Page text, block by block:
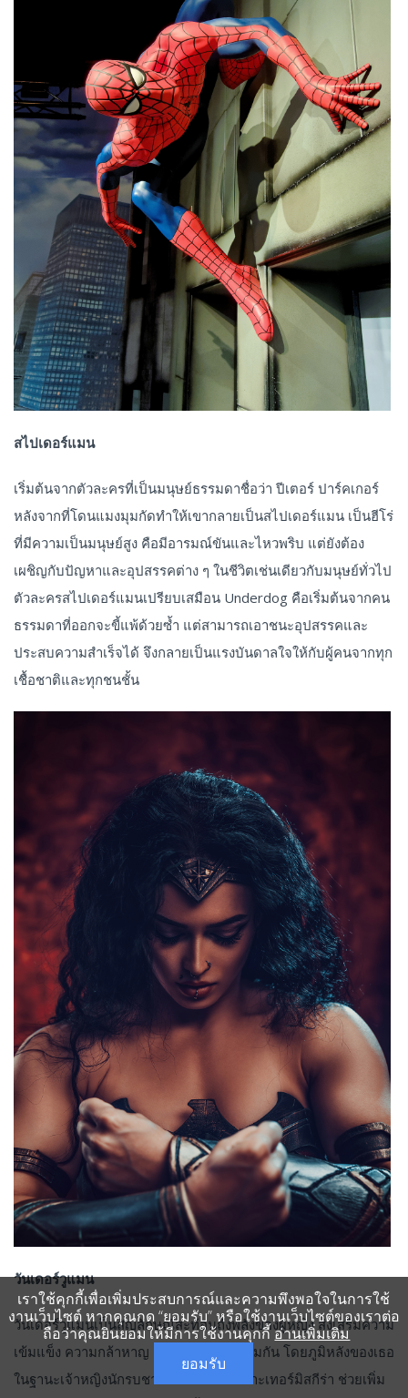
สไปเดอร์แมน
เริ่มต้นจากตัวละครที่เป็นมนุษย์ธรรมดาชื่อว่า ปีเตอร์ ปาร์คเกอร์
หลังจากที่โดนแมงมุมกัดทำให้เขากลายเป็นสไปเดอร์แมน เป็นฮีโร่
ที่มีความเป็นมนุษย์สูง คือมีอารมณ์ขันและไหวพริบ แต่ยังต้อง
เผชิญกับปัญหาและอุปสรรคต่าง ๆ ในชีวิตเช่นเดียวกับมนุษย์ทั่วไป
ตัวละครสไปเดอร์แมนเปรียบเสมือน Underdog คือเริ่มต้นจากคน
ธรรมดาที่ออกจะขี้แพ้ด้วยซ้ำ แต่สามารถเอาชนะอุปสรรคและ
ประสบความสำเร็จได้ จึงกลายเป็นแรงบันดาลใจให้กับผู้คนจากทุก
เชื้อชาติและทุกชนชั้น
วันเดอร์วูแมน
วันเดอร์วูแมนเป็นสัญลักษณ์สะท้อนถึงพลังของผู้หญิง ส่งเสริมความ
เข้มแข็ง ความกล้าหาญ และความเท่าเทียมกัน โดยภูมิหลังของเธอ
ในฐานะเจ้าหญิงนักรบชาวอเมซอนแห่งเกาะเทอร์มิสกีร่า ช่วยเพิ่ม
เราใช้คุกกี้เพื่อเพิ่มประสบการณ์และความพึงพอใจในการใช้
งานเว็บไซต์ หากคุณกด “ยอมรับ” หรือใช้งานเว็บไซต์ของเราต่อ
ถือว่าคุณยินยอมให้มีการใช้งานคุกกี้อ่านเพิ่มเติม
ยอมรับ